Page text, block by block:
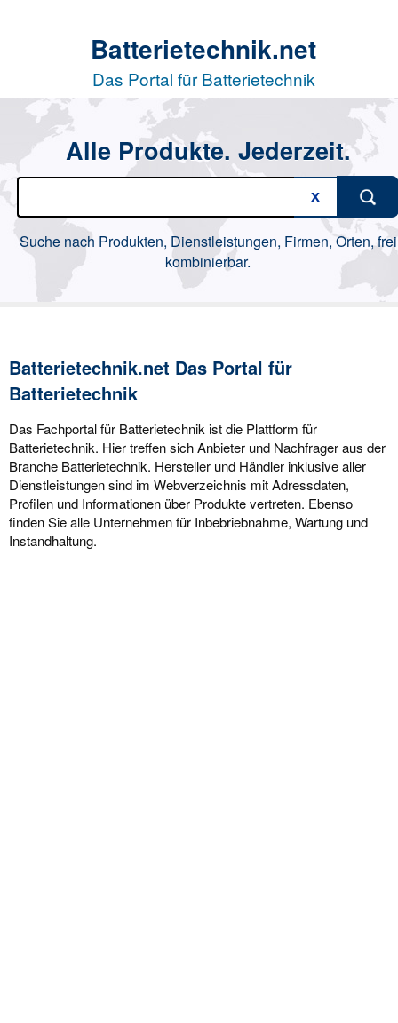
Batterietechnik.net
Das Portal für Batterietechnik
Alle Produkte. Jederzeit.
Suche nach Produkten, Dienstleistungen, Firmen, Orten, frei
kombinierbar.
Batterietechnik.net Das Portal für
Batterietechnik
Das Fachportal für Batterietechnik ist die Plattform für
Batterietechnik. Hier treffen sich Anbieter und Nachfrager aus der
Branche Batterietechnik. Hersteller und Händler inklusive aller
Dienstleistungen sind im Webverzeichnis mit Adressdaten,
Profilen und Informationen über Produkte vertreten. Ebenso
finden Sie alle Unternehmen für Inbebriebnahme, Wartung und
Instandhaltung.